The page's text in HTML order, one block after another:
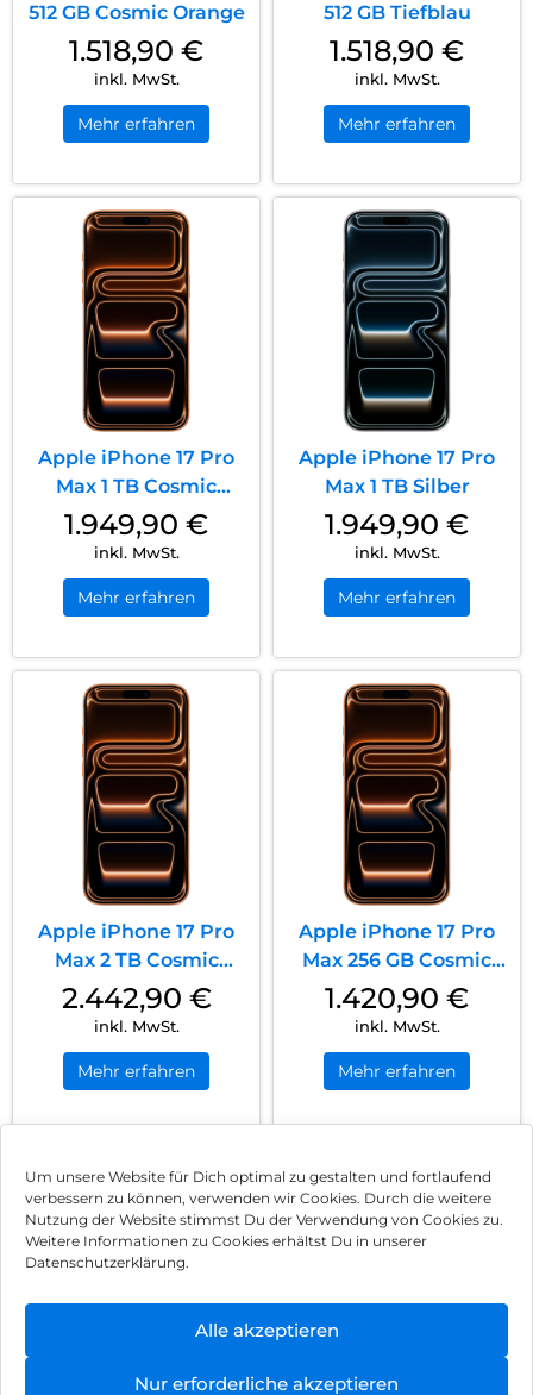
Um unsere Website für Dich optimal zu gestalten und fortlaufend
verbessern zu können, verwenden wir Cookies. Durch die weitere
Nutzung der Website stimmst Du der Verwendung von Cookies zu.
Weitere Informationen zu Cookies erhältst Du in unserer
Datenschutzerklärung.
Alle akzeptieren
Nur erforderliche akzeptieren
512 GB Cosmic Orange
1.518,90 €
inkl. MwSt.
Mehr erfahren
512 GB Tiefblau
1.518,90 €
inkl. MwSt.
Mehr erfahren
Apple iPhone 17 Pro
Max 1 TB Cosmic
Orange
1.949,90 €
inkl. MwSt.
Mehr erfahren
Apple iPhone 17 Pro
Max 1 TB Silber
1.949,90 €
inkl. MwSt.
Mehr erfahren
Apple iPhone 17 Pro
Max 2 TB Cosmic
Orange
2.442,90 €
inkl. MwSt.
Mehr erfahren
Apple iPhone 17 Pro
Max 256 GB Cosmic
Orange
1.420,90 €
inkl. MwSt.
Mehr erfahren
1 2 3 … 21 Nächste
Impressum